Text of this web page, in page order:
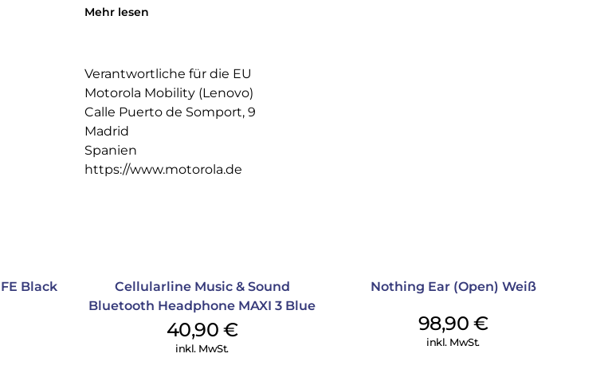
Mehr lesen
Verantwortliche für die EU
Motorola Mobility (Lenovo)
Calle Puerto de Somport, 9
Madrid
Spanien
https://www.motorola.de
Black
Cellularline Music & Sound
Bluetooth Headphone MAXI 3 Blue
40,90 €
inkl. MwSt.
Nothing Ear (Open) Weiß
98,90 €
inkl. MwSt.